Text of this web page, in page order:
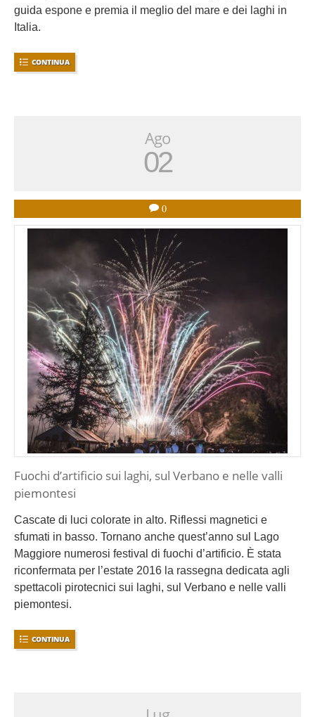
guida espone e premia il meglio del mare e dei laghi in
Italia.
CONTINUA
Ago
02
0
Fuochi d’artificio sui laghi, sul Verbano e nelle valli
piemontesi
Cascate di luci colorate in alto. Riflessi magnetici e
sfumati in basso. Tornano anche quest’anno sul Lago
Maggiore numerosi festival di fuochi d’artificio. È stata
riconfermata per l’estate 2016 la rassegna dedicata agli
spettacoli pirotecnici sui laghi, sul Verbano e nelle valli
piemontesi.
CONTINUA